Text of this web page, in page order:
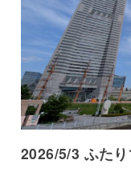
2026/5/3 ふた